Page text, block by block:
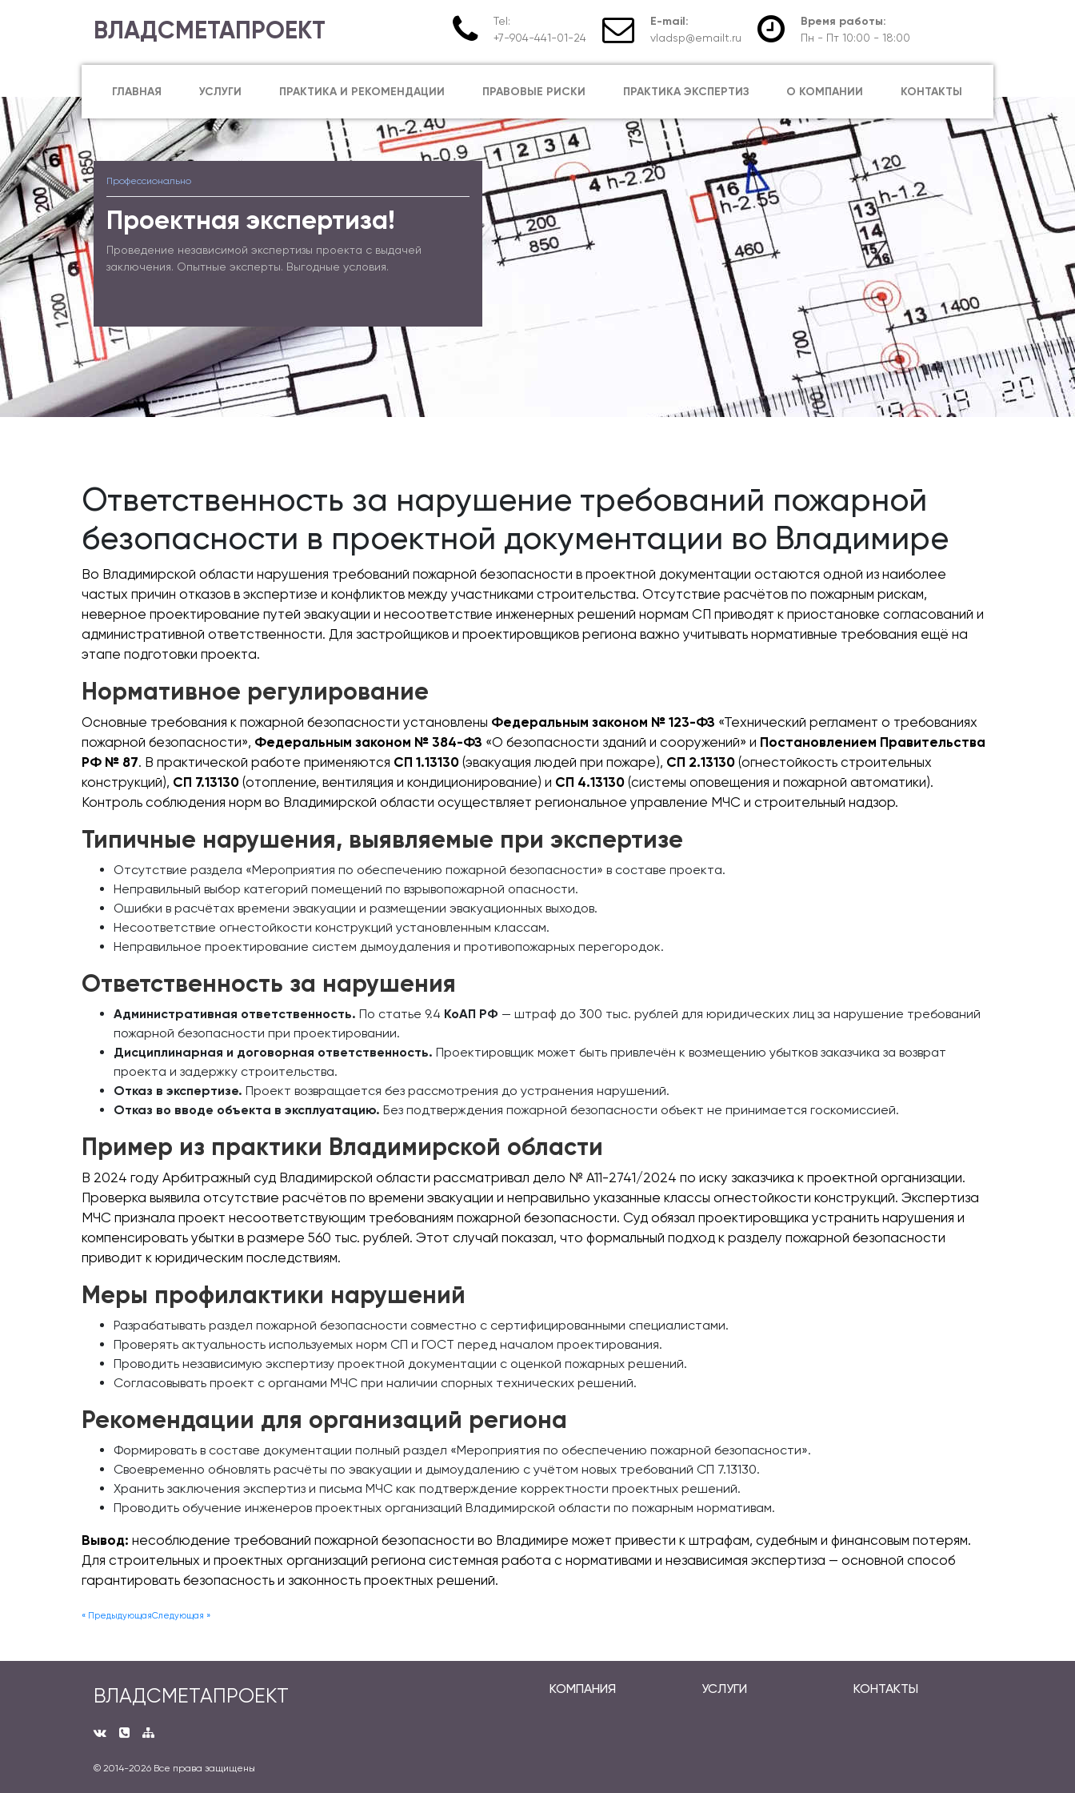
ВЛАДСМЕТАПРОЕКТ
Tel:
+7-904-441-01-24
E-mail:
vladsp@emailt.ru
Время работы:
Пн - Пт 10:00 - 18:00
ГЛАВНАЯ УСЛУГИ ПРАКТИКА И РЕКОМЕНДАЦИИ ПРАВОВЫЕ РИСКИ ПРАКТИКА ЭКСПЕРТИЗ О КОМПАНИИ КОНТАКТЫ
Профессионально
Проектная экспертиза!
Проведение независимой экспертизы проекта с выдачей
заключения. Опытные эксперты. Выгодные условия.
Ответственность за нарушение требований пожарной
безопасности в проектной документации во Владимире
Во Владимирской области нарушения требований пожарной безопасности в проектной документации остаются одной из наиболее
частых причин отказов в экспертизе и конфликтов между участниками строительства. Отсутствие расчётов по пожарным рискам,
неверное проектирование путей эвакуации и несоответствие инженерных решений нормам СП приводят к приостановке согласований и
административной ответственности. Для застройщиков и проектировщиков региона важно учитывать нормативные требования ещё на
этапе подготовки проекта.
Нормативное регулирование
Основные требования к пожарной безопасности установлены Федеральным законом № 123-ФЗ «Технический регламент о требованиях
пожарной безопасности», Федеральным законом № 384-ФЗ «О безопасности зданий и сооружений» и Постановлением Правительства
РФ № 87. В практической работе применяются СП 1.13130 (эвакуация людей при пожаре), СП 2.13130 (огнестойкость строительных
конструкций), СП 7.13130 (отопление, вентиляция и кондиционирование) и СП 4.13130 (системы оповещения и пожарной автоматики).
Контроль соблюдения норм во Владимирской области осуществляет региональное управление МЧС и строительный надзор.
Типичные нарушения, выявляемые при экспертизе
Отсутствие раздела «Мероприятия по обеспечению пожарной безопасности» в составе проекта.
Неправильный выбор категорий помещений по взрывопожарной опасности.
Ошибки в расчётах времени эвакуации и размещении эвакуационных выходов.
Несоответствие огнестойкости конструкций установленным классам.
Неправильное проектирование систем дымоудаления и противопожарных перегородок.
Ответственность за нарушения
Административная ответственность. По статье 9.4 КоАП РФ — штраф до 300 тыс. рублей для юридических лиц за нарушение требований
пожарной безопасности при проектировании.
Дисциплинарная и договорная ответственность. Проектировщик может быть привлечён к возмещению убытков заказчика за возврат
проекта и задержку строительства.
Отказ в экспертизе. Проект возвращается без рассмотрения до устранения нарушений.
Отказ во вводе объекта в эксплуатацию. Без подтверждения пожарной безопасности объект не принимается госкомиссией.
Пример из практики Владимирской области
В 2024 году Арбитражный суд Владимирской области рассматривал дело № А11-2741/2024 по иску заказчика к проектной организации.
Проверка выявила отсутствие расчётов по времени эвакуации и неправильно указанные классы огнестойкости конструкций. Экспертиза
МЧС признала проект несоответствующим требованиям пожарной безопасности. Суд обязал проектировщика устранить нарушения и
компенсировать убытки в размере 560 тыс. рублей. Этот случай показал, что формальный подход к разделу пожарной безопасности
приводит к юридическим последствиям.
Меры профилактики нарушений
Разрабатывать раздел пожарной безопасности совместно с сертифицированными специалистами.
Проверять актуальность используемых норм СП и ГОСТ перед началом проектирования.
Проводить независимую экспертизу проектной документации с оценкой пожарных решений.
Согласовывать проект с органами МЧС при наличии спорных технических решений.
Рекомендации для организаций региона
Формировать в составе документации полный раздел «Мероприятия по обеспечению пожарной безопасности».
Своевременно обновлять расчёты по эвакуации и дымоудалению с учётом новых требований СП 7.13130.
Хранить заключения экспертиз и письма МЧС как подтверждение корректности проектных решений.
Проводить обучение инженеров проектных организаций Владимирской области по пожарным нормативам.
Вывод: несоблюдение требований пожарной безопасности во Владимире может привести к штрафам, судебным и финансовым потерям.
Для строительных и проектных организаций региона системная работа с нормативами и независимая экспертиза — основной способ
гарантировать безопасность и законность проектных решений.
Следующая »
« Предыдующая
ВЛАДСМЕТАПРОЕКТ
© 2014-2026 Все права защищены
КОМПАНИЯ УСЛУГИ КОНТАКТЫ